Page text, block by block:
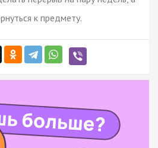
к предмету.